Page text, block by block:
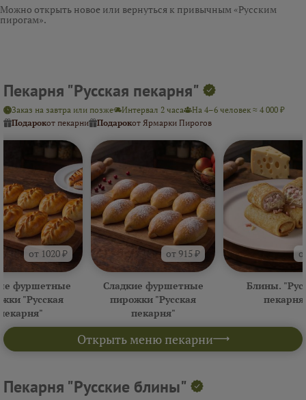
Можно открыть новое или вернуться к привычным «Русским
пирогам».
Пекарня "Русская пекарня"
Открыть меню пекарни
Заказ на завтра или позже Интервал 2 часа
На 4–6 человек ≈ 4 000 ₽
Подарокот пекарни Подарокот Ярмарки Пирогов
от 1020 ₽
фуршетные
"Русская
от 915 ₽
Сладкие фуршетные
пирожки "Русская
пекарня"
Блины.
Пекарня "Русские блины"